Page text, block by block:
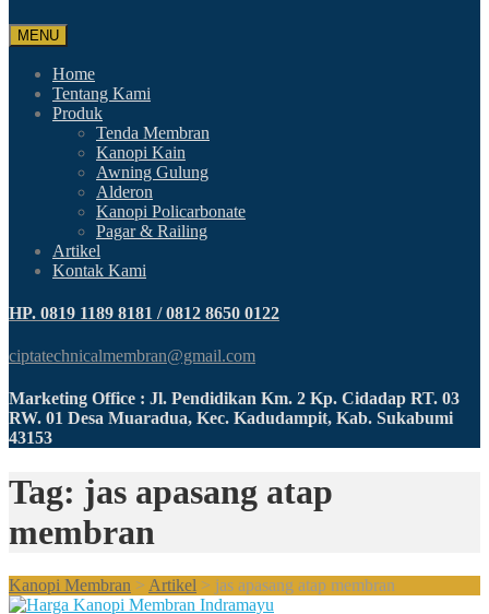
MENU
Home
Tentang Kami
Produk
Tenda Membran
Kanopi Kain
Awning Gulung
Alderon
Kanopi Policarbonate
Pagar & Railing
Artikel
Kontak Kami
HP. 0819 1189 8181 / 0812 8650 0122
ciptatechnicalmembran@gmail.com
Marketing Office : Jl. Pendidikan Km. 2 Kp. Cidadap RT. 03
RW. 01 Desa Muaradua, Kec. Kadudampit, Kab. Sukabumi
43153
Tag: jas apasang atap
membran
Kanopi Membran > Artikel > jas apasang atap membran